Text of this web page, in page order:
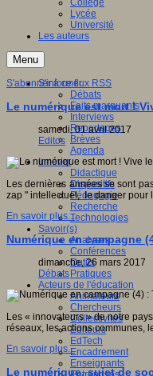
Collège
Lycée
Université
Les auteurs
Menu
S'informer
Débats
Faits marquants
Interviews
Reportages
Brèves
Agenda
Innover
Didactique
Dispositifs
Pédagogie
Recherche
Technologies
Savoir(s)
Analyses
Conférences
Outils
Pratiques
Acteurs de l'éducation
Animateurs
Chercheurs
Collectivités
Editeurs
EdTech
Encadrement
Enseignants
S'abonner à ce flux RSS
Le numérique est mort !
samedi, 01 avril 2017
Editos
Les dernières années se sont
zap " intellectuel, le danger pour
En savoir plus...
Numérique en campagne
dimanche, 26 mars 2017
Débats
Les « innovateurs » de notre
réseaux, les actions communes,
En savoir plus...
Le numérique, sujet de